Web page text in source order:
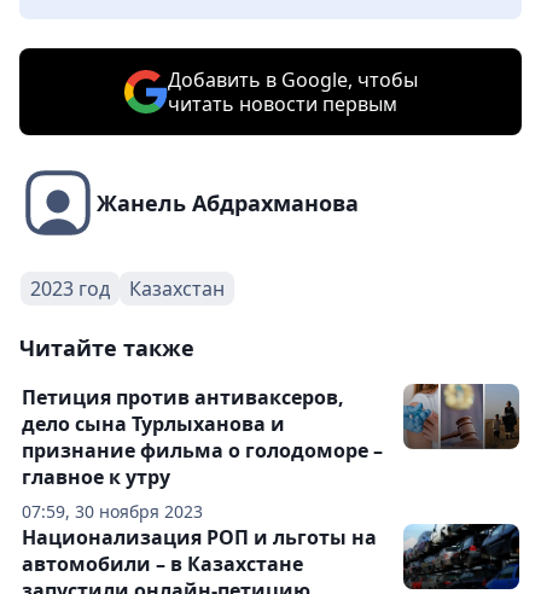
Добавить в Google, чтобы
читать новости первым
Жанель Абдрахманова
2023 год Казахстан
Читайте также
07:59, 30 ноября 2023
Петиция против антиваксеров,
дело сына Турлыханова и
признание фильма о голодоморе –
главное к утру
Национализация РОП и льготы на
автомобили – в Казахстане